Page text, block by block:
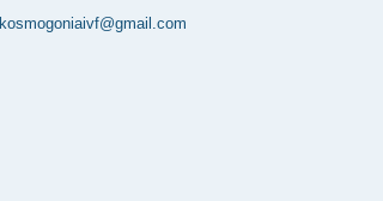
kosmogoniaivf@gmail.com